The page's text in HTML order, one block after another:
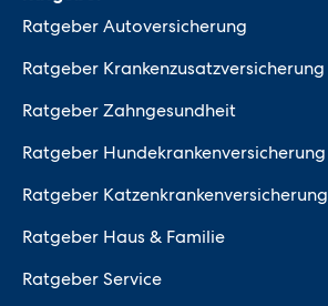
Ratgeber Autoversicherung
Ratgeber Krankenzusatzversicherung
Ratgeber Zahngesundheit
Ratgeber Hundekrankenversicherung
Ratgeber Katzenkrankenversicherung
Ratgeber Haus & Familie
Ratgeber Service